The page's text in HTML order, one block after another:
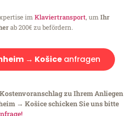
im Klaviertransport, um Ihr
ab 200€ zu befördern.
→ Košiceanfragen
zu Ihrem Anliegen
→ Košice schicken Sie uns bitte